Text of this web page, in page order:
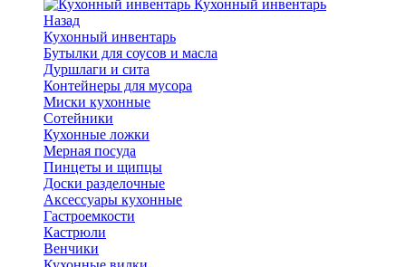
Кухонный инвентарь
Назад
Кухонный инвентарь
Бутылки для соусов и масла
Дуршлаги и сита
Контейнеры для мусора
Миски кухонные
Сотейники
Кухонные ложки
Мерная посуда
Пинцеты и щипцы
Доски разделочные
Аксессуары кухонные
Гастроемкости
Кастрюли
Венчики